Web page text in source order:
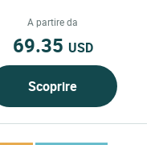
A partire da
69.35 USD
Scoprire